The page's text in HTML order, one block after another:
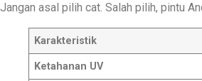
Jangan asal pilih cat. Salah pilih, pintu
Karakteristik
Ketahanan UV